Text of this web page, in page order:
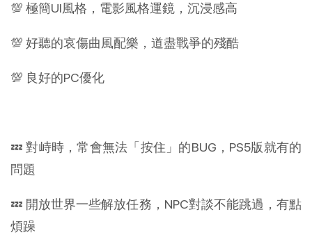
💯 極簡UI風格，電影風格運鏡，沉浸感高
💯 好聽的哀傷曲風配樂，道盡戰爭的殘酷
💯 良好的PC優化
💤 對峙時，常會無法「按住」的BUG，PS5版就有的
問題
💤 開放世界一些解放任務，NPC對談不能跳過，有點
煩躁